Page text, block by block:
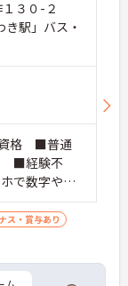
３０-２
駅」バス・
資格 ■普通
■経験不
で数字や文
ブランク可
ス・賞与あり